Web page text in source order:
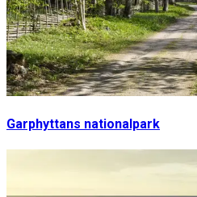
Garphyttans nationalpark